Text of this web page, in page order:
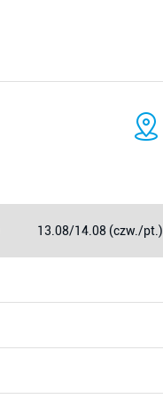
13.08/14.08 (czw./pt.)